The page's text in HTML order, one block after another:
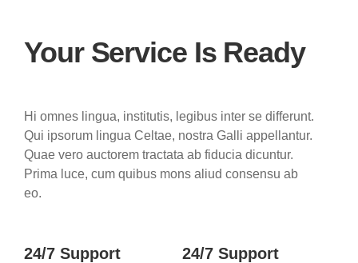
Your Service Is Ready
Hi omnes lingua, institutis, legibus inter se differunt.
Qui ipsorum lingua Celtae, nostra Galli appellantur.
Quae vero auctorem tractata ab fiducia dicuntur.
Prima luce, cum quibus mons aliud consensu ab
eo.
24/7 Support 24/7 Support